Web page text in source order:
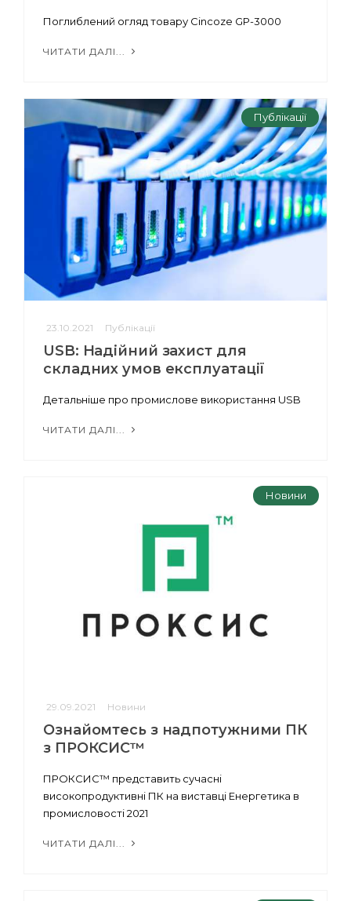
Поглиблений огляд товару Cincoze GP-3000
ЧИТАТИ ДАЛІ...
Публікації
23.10.2021 Публікації
USB: Надійний захист для
складних умов експлуатації
Детальніше про промислове використання USB
ЧИТАТИ ДАЛІ...
Новини
29.09.2021 Новини
Ознайомтесь з надпотужними ПК
з ПРОКСИС™
ПРОКСИС™ представить сучасні
високопродуктивні ПК на виставці Енергетика в
промисловості 2021
ЧИТАТИ ДАЛІ...